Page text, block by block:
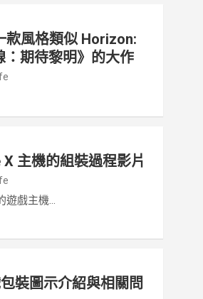
款風格類似 Horizon:
期待黎明》的大作
主機的組裝過程影片
遊戲主機...
裝圖示介紹與相關問